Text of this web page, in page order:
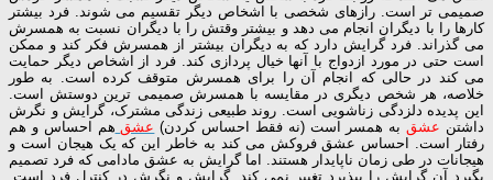
صمیمی تر است. رازهای شخصی با اشخاص دیگر تقسیم می شوند. فرد بیشتر
کارها را با دیگران انجام می دهد و بیشتر وقتش را با دیگران نسبت به همسرش
می گذراند. فرد گرایش دارد که به دیگران بیشتر از همسرش فکر کند و ممکن
است حتی در مورد ازدواج با آنها خیال پردازی کند. فرد از اشخاص دیگر حمایت
می کند در حالی که انجام آن را برای همسرش متوقف کرده است. به طور
خلاصه، هر شخص دیگری در مقایسه با همسرش صمیمی ترین دوستش است.
این پدیده دلزدگی زناشویی است. روند طبیعی زندگی مشترک، گرایش و نگرش
داشتن عشقبه همسر است (نه فقط احساس کردن) عشق هم احساس و هم
رفتار است. احساس عشق فروکش می کند به خاطر این که یک هیجان است و
هیجانات در طی زمان ناپایدار هستند. اما گرایش به عشق مادامی که فرد تصمیم
بگیرد آن گرایش را بپذیرد تغییر نمی کند. گرایش و نگرش در کنترل فرد است.